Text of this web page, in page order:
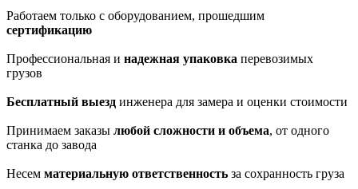
Работаем только с оборудованием, прошедшим
сертификацию
Профессиональная и надежная упаковка перевозимых
грузов
Бесплатный выезд инженера для замера и оценки стоимости
Принимаем заказы любой сложности и объема, от одного
станка до завода
Несем материальную ответственность за сохранность груза